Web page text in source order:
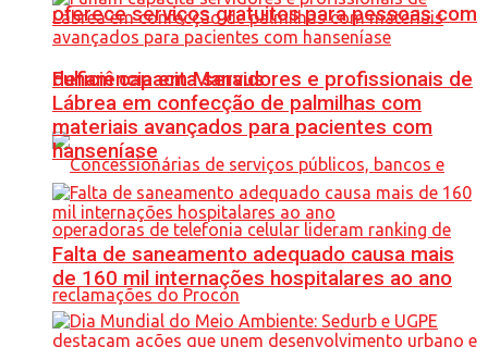
oferece serviços gratuitos para pessoas com
deficiência em Manaus
Fuham capacita servidores e profissionais de
Lábrea em confecção de palmilhas com
materiais avançados para pacientes com
hanseníase
Falta de saneamento adequado causa mais
de 160 mil internações hospitalares ao ano